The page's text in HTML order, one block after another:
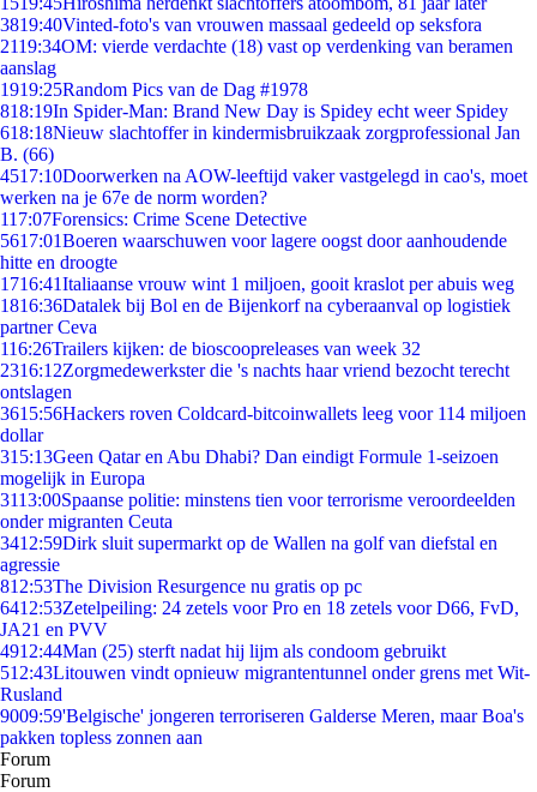
3819:40Vinted-foto's van vrouwen massaal gedeeld op seksfora
2119:34OM: vierde verdachte (18) vast op verdenking van beramen
aanslag
1919:25Random Pics van de Dag #1978
818:19In Spider-Man: Brand New Day is Spidey echt weer Spidey
618:18Nieuw slachtoffer in kindermisbruikzaak zorgprofessional Jan
B. (66)
4517:10Doorwerken na AOW-leeftijd vaker vastgelegd in cao's, moet
werken na je 67e de norm worden?
117:07Forensics: Crime Scene Detective
5617:01Boeren waarschuwen voor lagere oogst door aanhoudende
hitte en droogte
1716:41Italiaanse vrouw wint 1 miljoen, gooit kraslot per abuis weg
1816:36Datalek bij Bol en de Bijenkorf na cyberaanval op logistiek
partner Ceva
116:26Trailers kijken: de bioscoopreleases van week 32
2316:12Zorgmedewerkster die 's nachts haar vriend bezocht terecht
ontslagen
3615:56Hackers roven Coldcard-bitcoinwallets leeg voor 114 miljoen
dollar
315:13Geen Qatar en Abu Dhabi? Dan eindigt Formule 1-seizoen
mogelijk in Europa
3113:00Spaanse politie: minstens tien voor terrorisme veroordeelden
onder migranten Ceuta
3412:59Dirk sluit supermarkt op de Wallen na golf van diefstal en
agressie
812:53The Division Resurgence nu gratis op pc
6412:53Zetelpeiling: 24 zetels voor Pro en 18 zetels voor D66, FvD,
JA21 en PVV
4912:44Man (25) sterft nadat hij lijm als condoom gebruikt
512:43Litouwen vindt opnieuw migrantentunnel onder grens met Wit-
Rusland
9009:59'Belgische' jongeren terroriseren Galderse Meren, maar Boa's
pakken topless zonnen aan
Forum
Forum